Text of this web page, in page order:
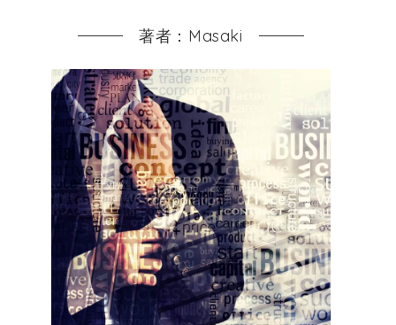
著者：Masaki